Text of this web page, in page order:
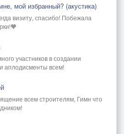
мой избранный? (акустика)
визиту, спасибо! Побежала
участников в создании
аплодисменты всем!
всем строителям, Гимн что